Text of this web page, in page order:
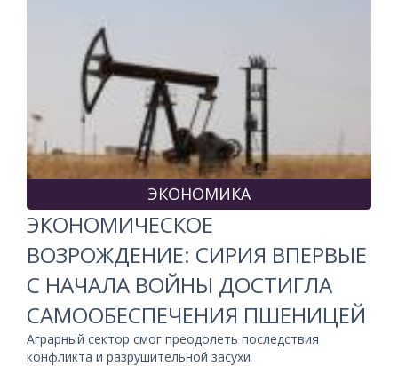
ЭКОНОМИКА
ЭКОНОМИЧЕСКОЕ
ВОЗРОЖДЕНИЕ: СИРИЯ ВПЕРВЫЕ
С НАЧАЛА ВОЙНЫ ДОСТИГЛА
САМООБЕСПЕЧЕНИЯ ПШЕНИЦЕЙ
Аграрный сектор смог преодолеть последствия
конфликта и разрушительной засухи